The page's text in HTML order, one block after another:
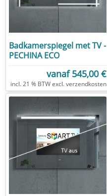
Badkamerspiegel met TV -
PECHINA ECO
vanaf545,00 €
excl.verzendkosten